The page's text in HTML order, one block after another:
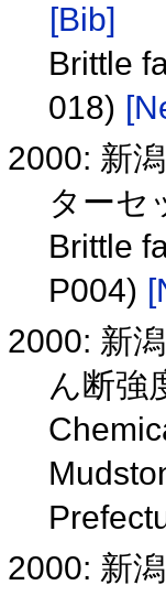
[Bib]
Brittle
018)
2000: 新
ターセ
Brittle
P004)
2000: 新
ん断強
2000: 新